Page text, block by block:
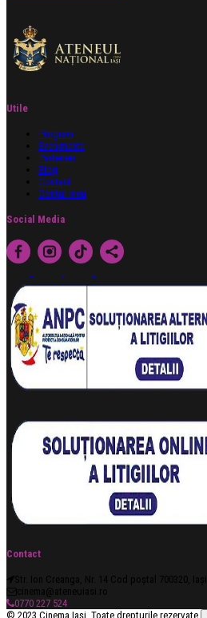
Utile
Program
Evenimente
Parteneri
Blog
Contact
Contul meu
Social Media
Contact
Str. Ion Creanga, Nr. 14 Cod poștal 700320, Iași
cinema@ateneuiasi.ro
0770 227 524
© 2023 Cinema Iași. Toate drepturile rezervate.